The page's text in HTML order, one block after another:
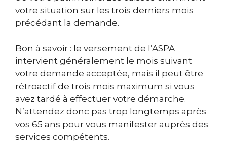
votre situation sur les trois derniers mois
précédant la demande.
Bon à savoir : le versement de l’ASPA
intervient généralement le mois suivant
votre demande acceptée, mais il peut être
rétroactif de trois mois maximum si vous
avez tardé à effectuer votre démarche.
N’attendez donc pas trop longtemps après
vos 65 ans pour vous manifester auprès des
services compétents.